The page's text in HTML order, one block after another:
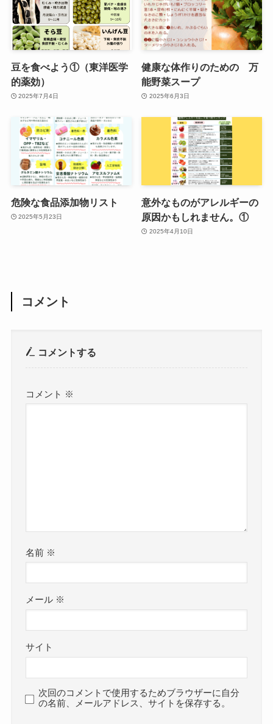
豆を食べよう①（東洋医学
的薬効）
2025年7月4日
健康な体作りのための 万
能野菜スープ
2025年6月3日
危険な食品添加物リスト
2025年5月23日
意外なものがアレルギーの
原因かもしれません。①
2025年4月10日
コメント
コメントする
コメント ※
名前 ※
メール ※
サイト
次回のコメントで使用するためブラウザーに自分
の名前、メールアドレス、サイトを保存する。